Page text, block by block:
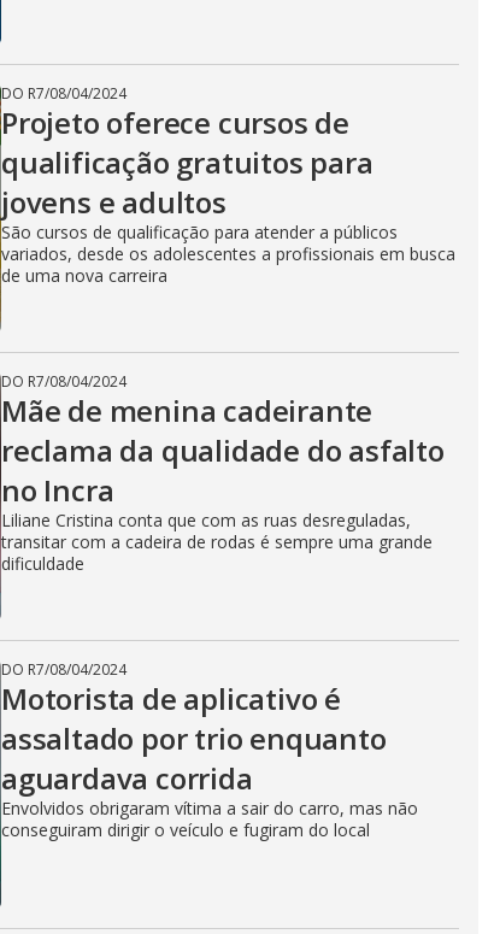
DO R7/08/04/2024
Projeto oferece cursos de
qualificação gratuitos para
jovens e adultos
São cursos de qualificação para atender a públicos
variados, desde os adolescentes a profissionais em busca
de uma nova carreira
DO R7/08/04/2024
Mãe de menina cadeirante
reclama da qualidade do asfalto
no Incra
Liliane Cristina conta que com as ruas desreguladas,
transitar com a cadeira de rodas é sempre uma grande
dificuldade
DO R7/08/04/2024
Motorista de aplicativo é
assaltado por trio enquanto
aguardava corrida
Envolvidos obrigaram vítima a sair do carro, mas não
conseguiram dirigir o veículo e fugiram do local